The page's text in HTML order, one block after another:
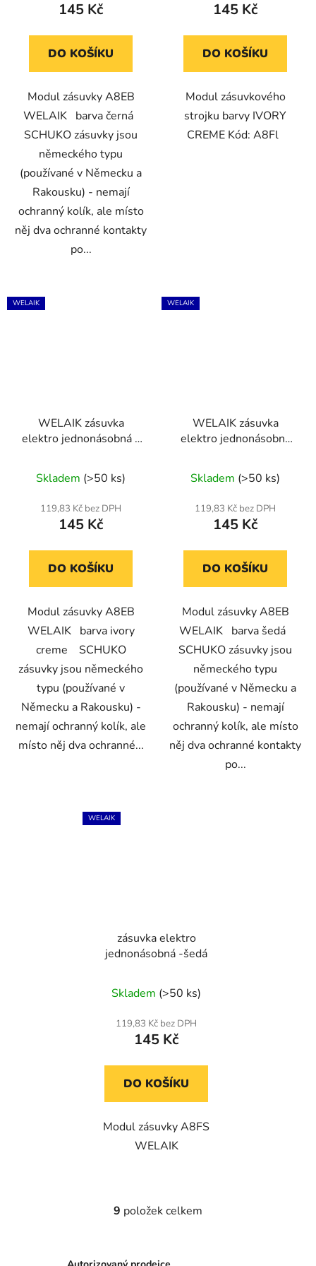
145 Kč
DO KOŠÍKU
Modul zásuvky A8EB
WELAIK barva černá
SCHUKO zásuvky jsou
německého typu
(používané v Německu a
Rakousku) - nemají
ochranný kolík, ale místo
něj dva ochranné kontakty
po...
145 Kč
DO KOŠÍKU
Modul zásuvkového
strojku barvy IVORY
CREME Kód: A8Fl
WELAIK
WELAIK zásuvka
elektro jednonásobná -
Skladem (>50 ks)
119,83 Kč bez DPH
145 Kč
DO KOŠÍKU
Modul zásuvky A8EB
WELAIK barva ivory
creme SCHUKO
zásuvky jsou německého
typu (používané v
Německu a Rakousku) -
nemají ochranný kolík, ale
místo něj dva ochranné...
WELAIK
WELAIK zásuvka
elektro jednonásobná
Skladem (>50 ks)
119,83 Kč bez DPH
145 Kč
DO KOŠÍKU
Modul zásuvky A8EB
WELAIK barva šedá
SCHUKO zásuvky jsou
německého typu
(používané v Německu a
Rakousku) - nemají
ochranný kolík, ale místo
něj dva ochranné kontakty
po...
WELAIK
zásuvka elektro
jednonásobná -šedá
Skladem (>50 ks)
119,83 Kč bez DPH
145 Kč
DO KOŠÍKU
Modul zásuvky A8FS
WELAIK
O
9 položek celkem